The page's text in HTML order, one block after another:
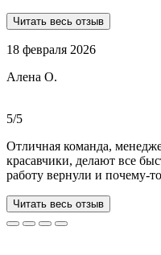
обратился в Dist-help. Первый раз, были опасения и по срокам,
Ребята большие
Общение вызвало только
Читать весь отзыв
18 февраля 2026
Алена О.
5/5
Отличная команда,
красавчики, делают все
работу вернули и почему-
за 3 недели, до
все удалось. Спасибо, что
Читать весь отзыв